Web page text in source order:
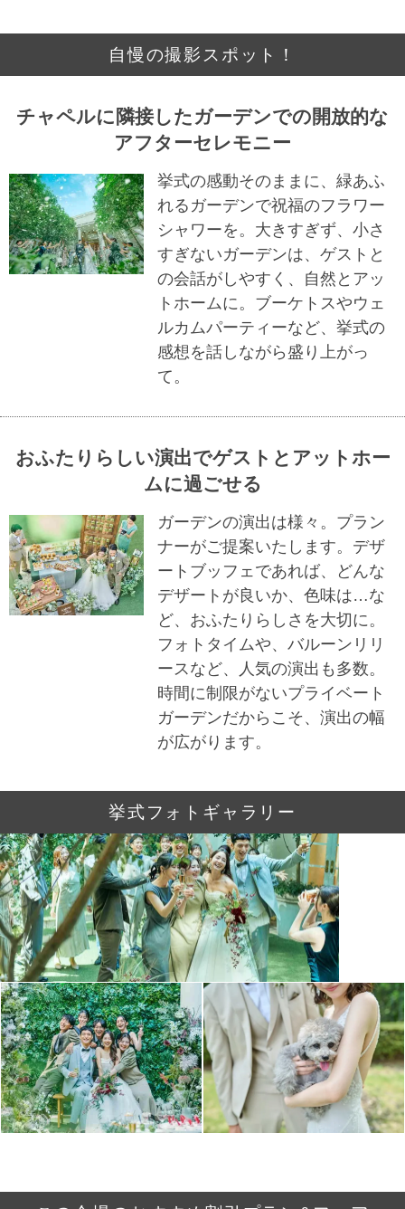
自慢の撮影スポット！
チャペルに隣接したガーデンでの開放的な
アフターセレモニー
挙式の感動そのままに、緑あふ
れるガーデンで祝福のフラワー
シャワーを。大きすぎず、小さ
すぎないガーデンは、ゲストと
の会話がしやすく、自然とアッ
トホームに。ブーケトスやウェ
ルカムパーティーなど、挙式の
感想を話しながら盛り上がっ
て。
おふたりらしい演出でゲストとアットホー
ムに過ごせる
ガーデンの演出は様々。プラン
ナーがご提案いたします。デザ
ートブッフェであれば、どんな
デザートが良いか、色味は…な
ど、おふたりらしさを大切に。
フォトタイムや、バルーンリリ
ースなど、人気の演出も多数。
時間に制限がないプライベート
ガーデンだからこそ、演出の幅
が広がります。
挙式フォトギャラリー